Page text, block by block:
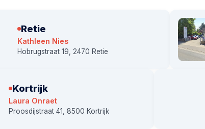
Retie
Kathleen Nies
Hobrugstraat 19, 2470 Retie
Kortrijk
Laura Onraet
Proosdijstraat 41, 8500 Kortrijk